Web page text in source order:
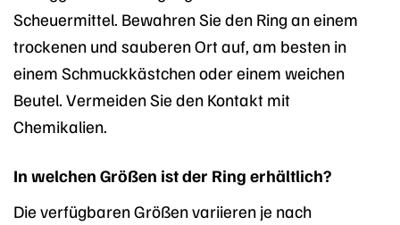
Scheuermittel. Bewahren Sie den Ring an einem
trockenen und sauberen Ort auf, am besten in
einem Schmuckkästchen oder einem weichen
Beutel. Vermeiden Sie den Kontakt mit
Chemikalien.
In welchen Größen ist der Ring erhältlich?
Die verfügbaren Größen variieren je nach